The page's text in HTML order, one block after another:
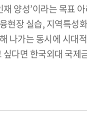
양성’이라는 목표
현장 실습, 지역특
나가는 동시에 시
다면 한국외대 국